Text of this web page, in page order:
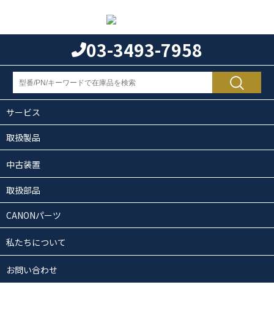
03-3493-7958
サービス
取扱製品
中古装置
取扱部品
CANONパーツ
私たちについて
お問い合わせ